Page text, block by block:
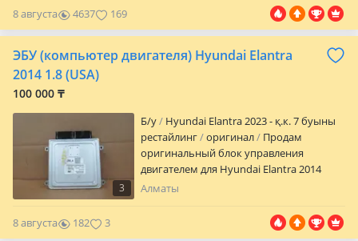
Лобовые боковые стекла на л ю б у ю
машину с установкой (выезд платный).
ОБМЕНА И ВОЗВРАТА НЕТ.
8 августа 4637 169
ЭБУ (компьютер двигателя) Hyundai Elantra
2014 1.8 (USA)
100 000 ₸
3
Б/y
Hyundai Elantra 2023 - қ.к. 7 буыны
рестайлинг
оригинал
Продам
оригинальный блок управления
двигателем для Hyundai Elantra 2014
года (американская сборка, объем 1.8 л).
39102-2EML4 39103-2EML4 Ваши
преимущества при покупке: Гарантия
Алматы
8 августа 182 3